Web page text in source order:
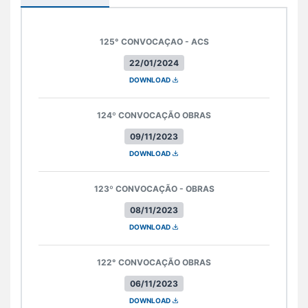
22/01/2024
125° CONVOCAÇAO - ACS
DOWNLOAD
09/11/2023
124º CONVOCAÇÃO OBRAS
DOWNLOAD
08/11/2023
123º CONVOCAÇÃO - OBRAS
DOWNLOAD
06/11/2023
122° CONVOCAÇÃO OBRAS
DOWNLOAD